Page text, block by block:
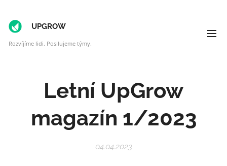
UPGROW
Rozvíjíme lidi. Posilujeme týmy.
Letní UpGrow
magazín 1/2023
04.04.2023